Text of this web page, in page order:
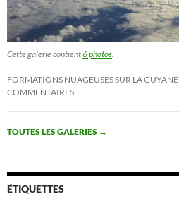
Cette galerie contient6 photos
FORMATIONS NUAGEUSES SUR LA GUYANE
COMMENTAIRES
TOUTES LES GALERIES →
ÉTIQUETTES